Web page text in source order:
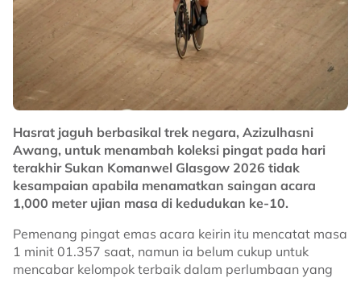
Jika benar khidmat Azizul masih diperlukan, ada
beberapa perkara yang perlu diperhalusi dalam
"Itu yang perlu dibincangkan kerana untuk kelayakan
ke Sukan Olimpik seterusnya sangat rumit, banyak
Hasrat jaguh berbasikal trek negara, Azizulhasni
Awang, untuk menambah koleksi pingat pada hari
terakhir Sukan Komanwel Glasgow 2026 tidak
kesampaian apabila menamatkan saingan acara
1,000 meter ujian masa di kedudukan ke-10.
Pemenang pingat emas acara keirin itu mencatat masa
1 minit 01.357 saat, namun ia belum cukup untuk
mencabar kelompok terbaik dalam perlumbaan yang